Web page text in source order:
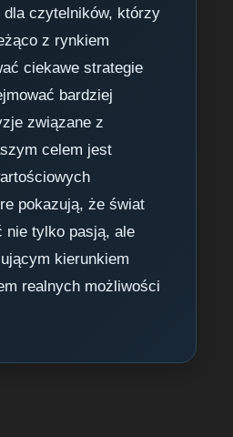
dla czytelników, którzy
z rynkiem
ciekawe strategie
bardziej
związane z
celem jest
pokazują, że świat
nie tylko pasją, ale
kierunkiem
realnych możliwości